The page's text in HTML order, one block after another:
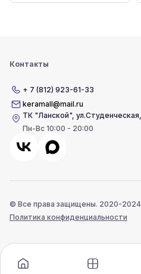
Контакты
+ 7 (812) 923-61-33
keramall@mail.ru
ТК "Ланской",
Пн-Вс 10:00 - 20:00
© Все права защищены. 2020-
Политика конфиденциальности